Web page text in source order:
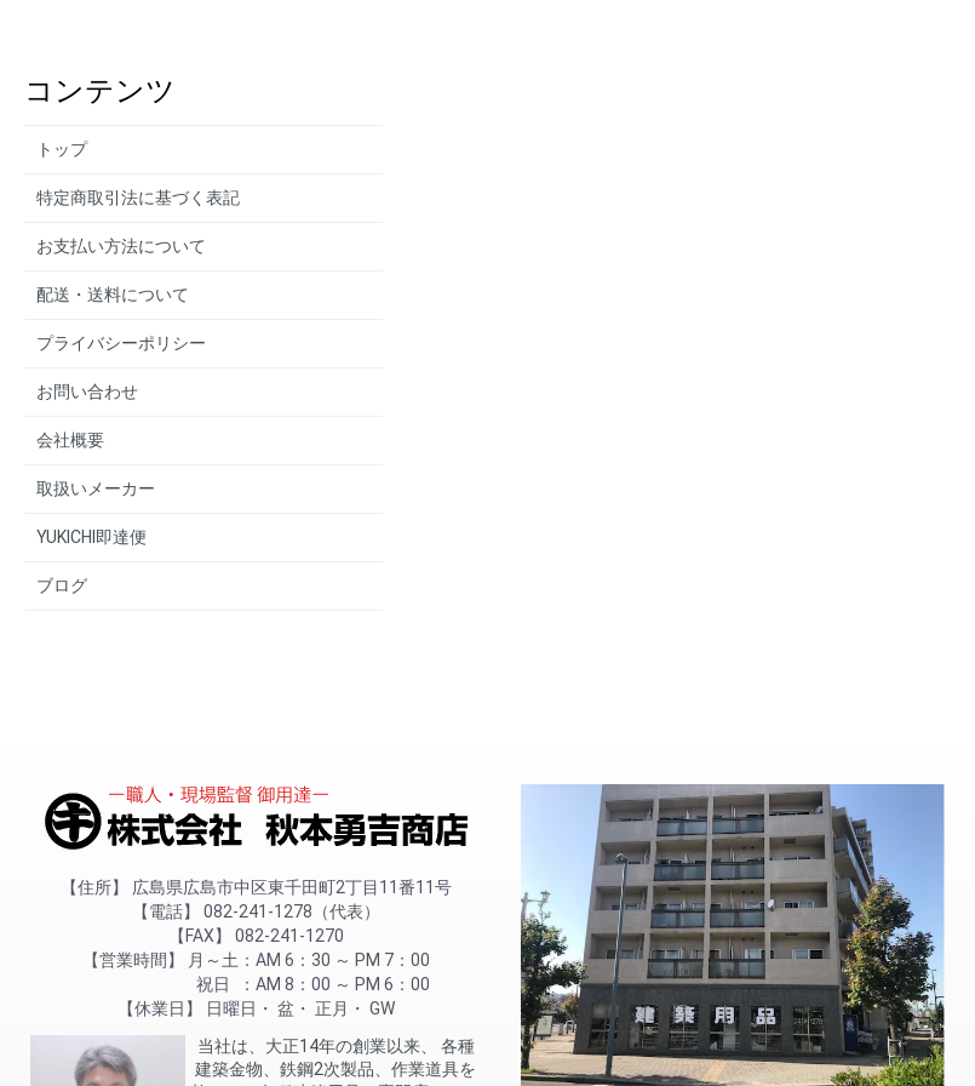
コンテンツ
トップ
特定商取引法に基づく表記
お支払い方法について
配送・送料について
プライバシーポリシー
お問い合わせ
会社概要
取扱いメーカー
YUKICHI即達便
ブログ
住所
広島県広島市中区東千田町2丁目11番11号
電話
082-241-1278（代表）
FAX
082-241-1270
営業時間
月～土
AM 6：30 ～ PM 7：00
祝日
AM 8：00 ～ PM 6：00
休業日
日曜日 盆 正月
GW
当社は、大正14年の創業以来、 各種
建築金物、鉄鋼2次製品、作業道具を